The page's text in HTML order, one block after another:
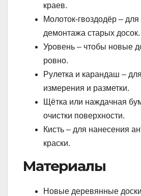
краев.
Молоток-гвоздодёр – для
демонтажа старых досок.
Уровень – чтобы новые
ровно.
Рулетка и карандаш –
измерения и разметки.
Щётка или наждачная
очистки поверхности.
Кисть – для нанесения
краски.
Материалы
Новые деревянные